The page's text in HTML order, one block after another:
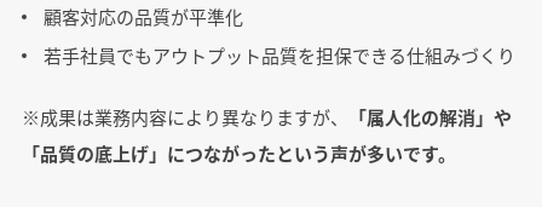
顧客対応の品質が平準化
若手社員でもアウトプット品質を担保できる仕組みづくり
※成果は業務内容により異なりますが、
「属人化の解消」や
「品質の底上げ」につながったという声が多いです。